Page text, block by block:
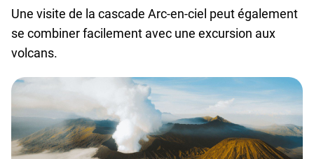
Une visite de la cascade Arc‑en‑ciel peut également
se combiner facilement avec une excursion aux
volcans.